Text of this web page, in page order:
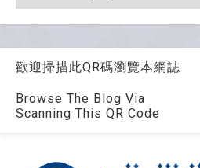
歡迎掃描此QR碼瀏覽本網誌
Browse The Blog Via
Scanning This QR Code